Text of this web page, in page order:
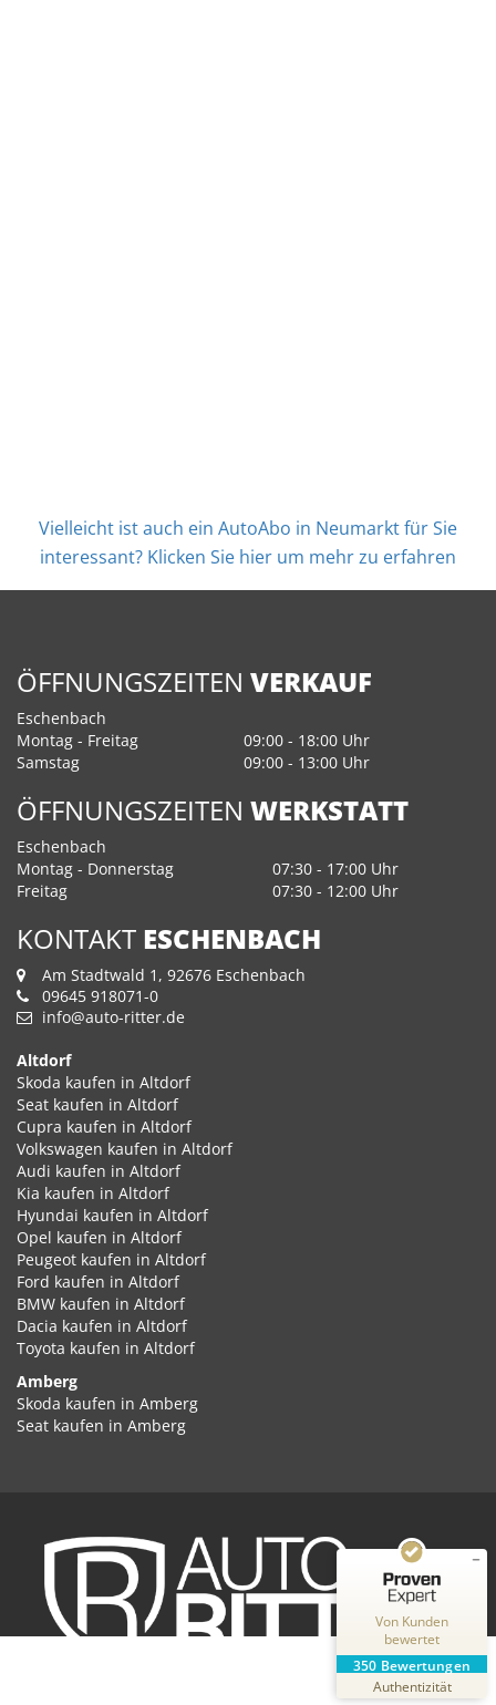
Vielleicht ist auch ein AutoAbo in Neumarkt für Sie
interessant? Klicken Sie hier um mehr zu erfahren
ÖFFNUNGSZEITEN VERKAUF
Eschenbach
Montag - Freitag
09:00 - 18:00 Uhr
Samstag
09:00 - 13:00 Uhr
ÖFFNUNGSZEITEN WERKSTATT
Eschenbach
Montag - Donnerstag
07:30 - 17:00 Uhr
Freitag
07:30 - 12:00 Uhr
KONTAKT ESCHENBACH
Am Stadtwald 1, 92676 Eschenbach
09645 918071-0
info@auto-ritter.de
Altdorf
Skoda kaufen in Altdorf
Seat kaufen in Altdorf
Cupra kaufen in Altdorf
Volkswagen kaufen in Altdorf
Audi kaufen in Altdorf
Kia kaufen in Altdorf
Hyundai kaufen in Altdorf
Opel kaufen in Altdorf
Peugeot kaufen in Altdorf
Ford kaufen in Altdorf
BMW kaufen in Altdorf
Dacia kaufen in Altdorf
Toyota kaufen in Altdorf
Amberg
Skoda kaufen in Amberg
Seat kaufen in Amberg
Hyundai kaufen in Amberg
Opel kaufen in Amberg
Peugeot kaufen in Amberg
Ford kaufen in Amberg
BMW kaufen in Amberg
Von Kunden
bewertet
350 Bewertungen
Authentizität
2
Bewertungen auf
ProvenExpert.com
Bewertungen von
2 anderen Quellen
Blick aufs ProvenExpert-Profil werfen
31.07.2026